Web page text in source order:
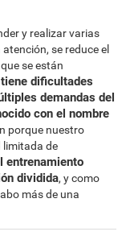
y realizar varias
se reduce el
se están
dificultades
demandas del
con el nombre
porque nuestro
limitada de
entrenamiento
dividida, y como
más de una